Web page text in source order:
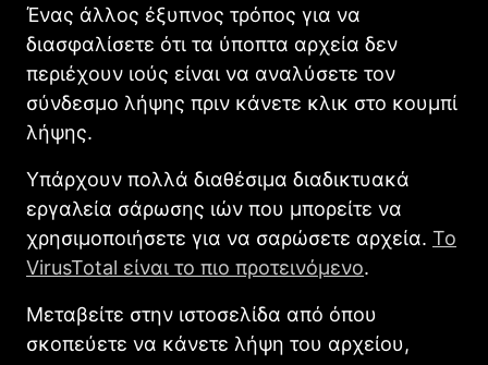
Ένας άλλος έξυπνος τρόπος για να
διασφαλίσετε ότι τα ύποπτα αρχεία δεν
περιέχουν ιούς είναι να αναλύσετε τον
σύνδεσμο λήψης πριν κάνετε κλικ στο κουμπί
λήψης.
Υπάρχουν πολλά διαθέσιμα διαδικτυακά
εργαλεία σάρωσης ιών που μπορείτε να
χρησιμοποιήσετε για να σαρώσετε αρχεία. Το
VirusTotal είναι το πιο προτεινόμενο.
Μεταβείτε στην ιστοσελίδα από όπου
σκοπεύετε να κάνετε λήψη του αρχείου,